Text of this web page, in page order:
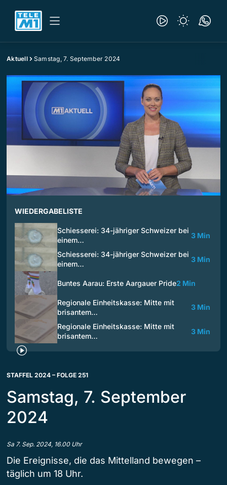
Aktuell Samstag, 7. September 2024
WIEDERGABELISTE
Schiesserei: 34-jähriger Schweizer bei
einem…
3 Min
Schiesserei: 34-jähriger Schweizer bei
einem…
3 Min
Buntes Aarau: Erste Aargauer Pride2 Min
Regionale Einheitskasse: Mitte mit
brisantem…
3 Min
Regionale Einheitskasse: Mitte mit
brisantem…
3 Min
STAFFEL 2024 – FOLGE 251
Samstag, 7. September
2024
Sa 7. Sep. 2024, 16.00 Uhr
Die Ereignisse, die das Mittelland bewegen –
täglich um 18 Uhr.